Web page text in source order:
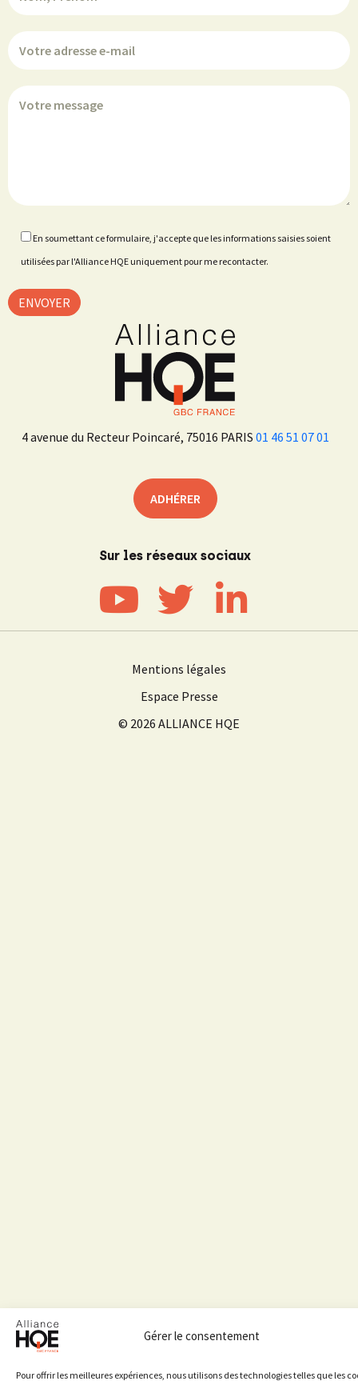
Gérer le consentement
Pour offrir les meilleures expériences, nous utilisons des technologies telles que les
4 avenue du Recteur Poincaré, 75016 PARIS 01 46 51 07 01
ADHÉRER
Sur les réseaux sociaux
En soumettant ce formulaire, j'accepte que les informations saisies soient
utilisées par l'Alliance HQE uniquement pour me recontacter.
Mentions légales
Espace Presse
© 2026 ALLIANCE HQE